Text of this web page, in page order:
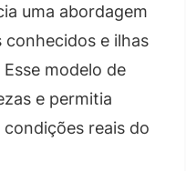
uma abordagem
e ilhas
modelo de
e permitia
reais do